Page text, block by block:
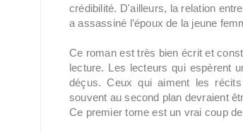
crédibilité. D'ailleurs, la relation
a assassiné l’époux de la jeune
Ce roman est très bien écrit et
lecture. Les lecteurs qui espèrent
déçus. Ceux qui aiment les
souvent au second plan devraient
Ce premier tome est un vrai coup